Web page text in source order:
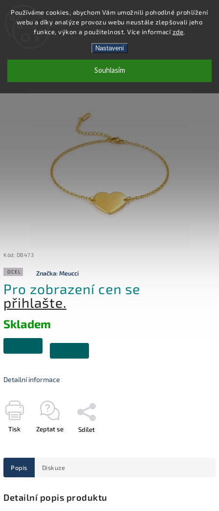
Používáme cookies, abychom Vám umožnili pohodlné prohlížení
webu a díky analýze provozu webu neustále zlepšovali jeho
funkce, výkon a použitelnost. Více informacízde.
Nastavení
Souhlasím
Hledat
DB473 - NÁRAMEK OCEL
Kód: DB473
OCEL Značka:Meucci
Pro zobrazení cen se
přihlašte.
Skladem
Detailní informace
Tisk Zeptat se Sdílet
Popis Diskuze
Detailní popis produktu